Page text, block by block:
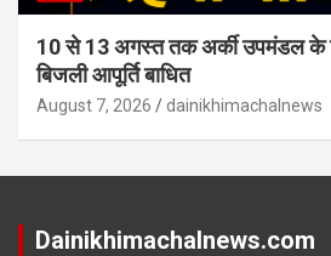
10 से 13 अगस्त तक अर्की उपमंडल के
बिजली आपूर्ति बाधित
August 7, 2026 dainikhimachalnews
Dainikhimachalnews.com